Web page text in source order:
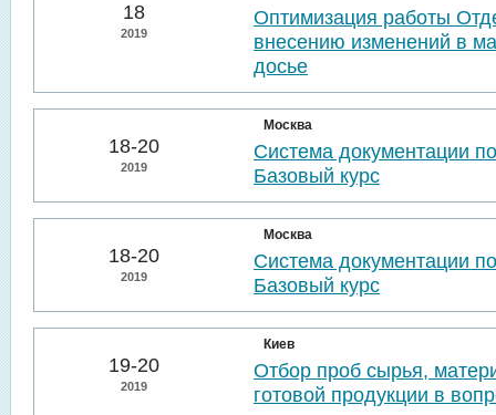
18
2019
Оптимизация работы
внесению изменений в
досье
18-20
2019
Москва
Система документации
Базовый курс
18-20
2019
Москва
Система документации
Базовый курс
19-20
2019
Киев
Отбор проб сырья,
готовой продукции в